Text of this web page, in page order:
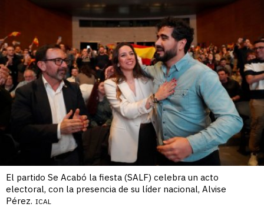
El partido Se Acabó la fiesta (SALF) celebra un acto
electoral, con la presencia de su líder nacional, Alvise
Pérez. ICAL